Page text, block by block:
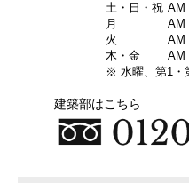
土・日・祝 AM
月
AM
火
AM
木・金
AM
※ 水曜、第1・
建築部はこちら